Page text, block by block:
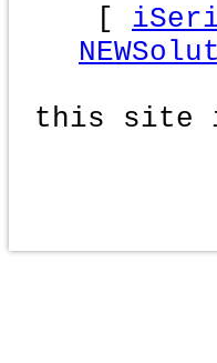
[
this site